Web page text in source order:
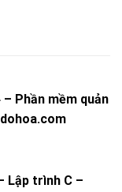
Phần mềm quản
Lập trình C –